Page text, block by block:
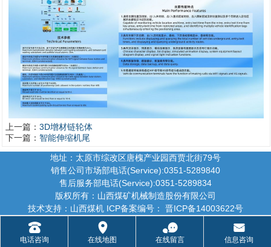
上一篇： 3D增材链轮体
下一篇： 智能伸缩机尾
地址：太原市综改区唐槐产业园西贾北街79号
销售公司市场部电话(Service):0351-5289840
售后服务部电话(Service):0351-5289834
版权所有：山西煤矿机械制造股份有限公司
技术支持：山西煤机 ICP备案编号： 晋ICP备14003622号
󰇯
电话咨询
󰅊
在线地图
󰂮
在线留言
󰄸
信息咨询